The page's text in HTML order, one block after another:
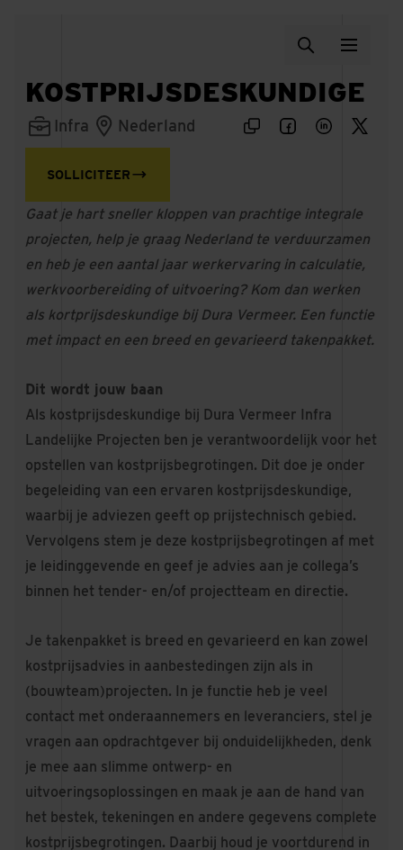
KOSTPRIJSDESKUNDIGE
Infra Nederland
SOLLICITEER
Gaat je hart sneller kloppen van prachtige integrale
projecten, help je graag Nederland te verduurzamen
en heb je een aantal jaar werkervaring in calculatie,
werkvoorbereiding of uitvoering? Kom dan werken
als kortprijsdeskundige bij Dura Vermeer. Een functie
met impact en een breed en gevarieerd takenpakket.
Dit wordt jouw baan
Als kostprijsdeskundige bij Dura Vermeer Infra
Landelijke Projecten ben je verantwoordelijk voor het
opstellen van kostprijsbegrotingen. Dit doe je onder
begeleiding van een ervaren kostprijsdeskundige,
waarbij je adviezen geeft op prijstechnisch gebied.
Vervolgens stem je deze kostprijsbegrotingen af met
je leidinggevende en geef je advies aan je collega’s
binnen het tender- en/of projectteam en directie.
Je takenpakket is breed en gevarieerd en kan zowel
kostprijsadvies in aanbestedingen zijn als in
(bouwteam)projecten. In je functie heb je veel
contact met onderaannemers en leveranciers, stel je
vragen aan opdrachtgever bij onduidelijkheden, denk
je mee aan slimme ontwerp- en
uitvoeringsoplossingen en maak je aan de hand van
het bestek, tekeningen en andere gegevens complete
kostprijsbegrotingen. Daarbij houd je voortdurend in